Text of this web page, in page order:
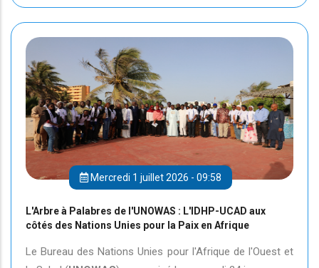
Mercredi 1 juillet 2026 - 09:58
L'Arbre à Palabres de l'UNOWAS : L'IDHP-UCAD aux
côtés des Nations Unies pour la Paix en Afrique
Le Bureau des Nations Unies pour l'Afrique de l'Ouest et